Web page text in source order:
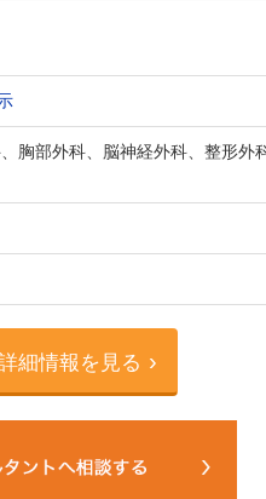
胸部外科、脳神経外科、整形
細情報を見る